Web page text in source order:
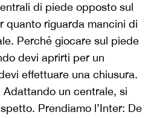
di piede opposto sul
quanto riguarda mancini di
Perché giocare sul piede
devi aprirti per un
effettuare una chiusura.
un centrale, si
Prendiamo l’Inter: De